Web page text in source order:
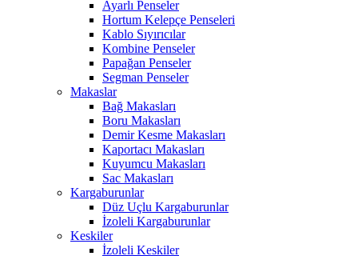
Ayarlı Penseler
Hortum Kelepçe Penseleri
Kablo Sıyırıcılar
Kombine Penseler
Papağan Penseler
Segman Penseler
Makaslar
Bağ Makasları
Boru Makasları
Demir Kesme Makasları
Kaportacı Makasları
Kuyumcu Makasları
Sac Makasları
Kargaburunlar
Düz Uçlu Kargaburunlar
İzoleli Kargaburunlar
Keskiler
İzoleli Keskiler